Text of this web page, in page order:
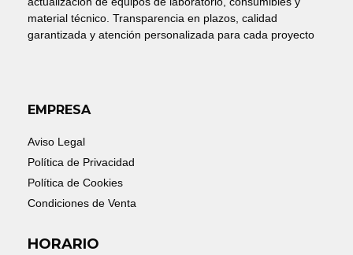
material técnico. Transparencia en plazos, calidad
garantizada y atención personalizada para cada proyecto
EMPRESA
Aviso Legal
Política de Privacidad
Política de Cookies
Condiciones de Venta
HORARIO